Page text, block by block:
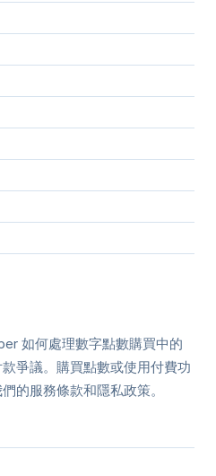
如何處理數字點數購買中的
爭議。購買點數或使用付費功
的服務條款和隱私政策。